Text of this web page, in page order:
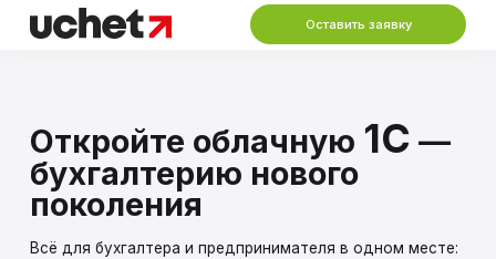
Оставить заявку
Откройте облачную 1С —
бухгалтерию нового
поколения
Всё для бухгалтера и предпринимателя в одном месте: